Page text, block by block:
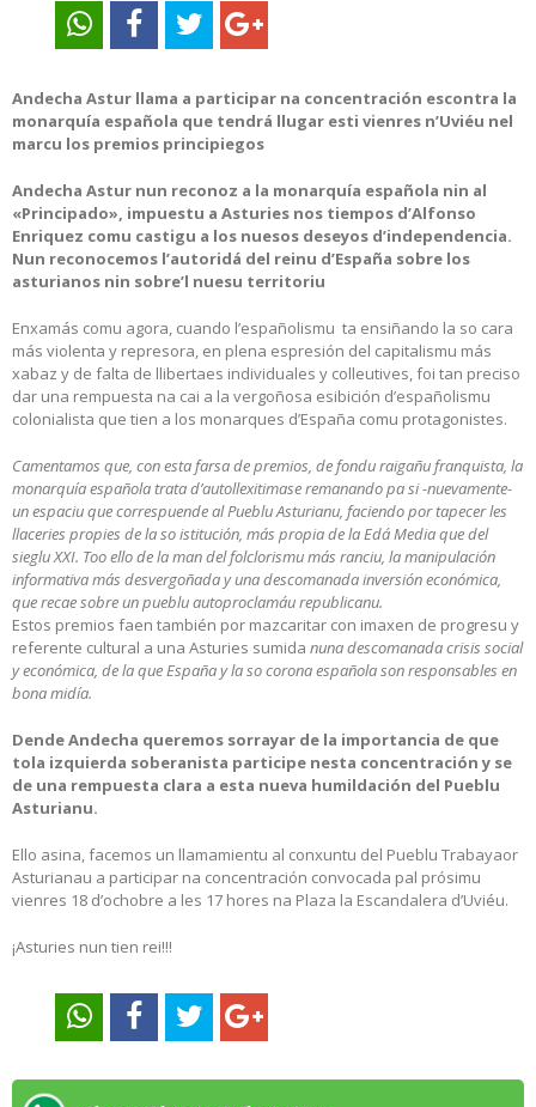
Andecha Astur llama a participar na concentración escontra la
monarquía española que tendrá llugar esti vienres n’Uviéu nel
marcu los premios principiegos
Andecha Astur nun reconoz a la monarquía española nin al
«Principado», impuestu a Asturies nos tiempos d’Alfonso
Enriquez comu castigu a los nuesos deseyos d’independencia.
Nun reconocemos l’autoridá del reinu d’España sobre los
asturianos nin sobre’l nuesu territoriu
Enxamás comu agora, cuando l’españolismu ta ensiñando la so cara
más violenta y represora, en plena espresión del capitalismu más
xabaz y de falta de llibertaes individuales y colleutives, foi tan preciso
dar una rempuesta na cai a la vergoñosa esibición d’españolismu
colonialista que tien a los monarques d’España comu protagonistes.
Camentamos que, con esta farsa de premios, de fondu raigañu franquista, la
monarquía española trata d’autollexitimase remanando pa si -nuevamente-
un espaciu que correspuende al Pueblu Asturianu, faciendo por tapecer les
llaceries propies de la so istitución, más propia de la Edá Media que del
sieglu XXI. Too ello de la man del folclorismu más ranciu, la manipulación
informativa más desvergoñada y una descomanada inversión económica,
que recae sobre un pueblu autoproclamáu republicanu.
Estos premios faen también por mazcaritar con imaxen de progresu y
referente cultural a una Asturies sumida nuna descomanada crisis social
y económica, de la que España y la so corona española son responsables en
bona midía.
Dende Andecha queremos sorrayar de la importancia de que
tola izquierda soberanista participe nesta concentración y se
de una rempuesta clara a esta nueva humildación del Pueblu
Asturianu.
Ello asina, facemos un llamamientu al conxuntu del Pueblu Trabayaor
Asturianau a participar na concentración convocada pal prósimu
vienres 18 d’ochobre a les 17 hores na Plaza la Escandalera d’Uviéu.
¡Asturies nun tien rei!!!